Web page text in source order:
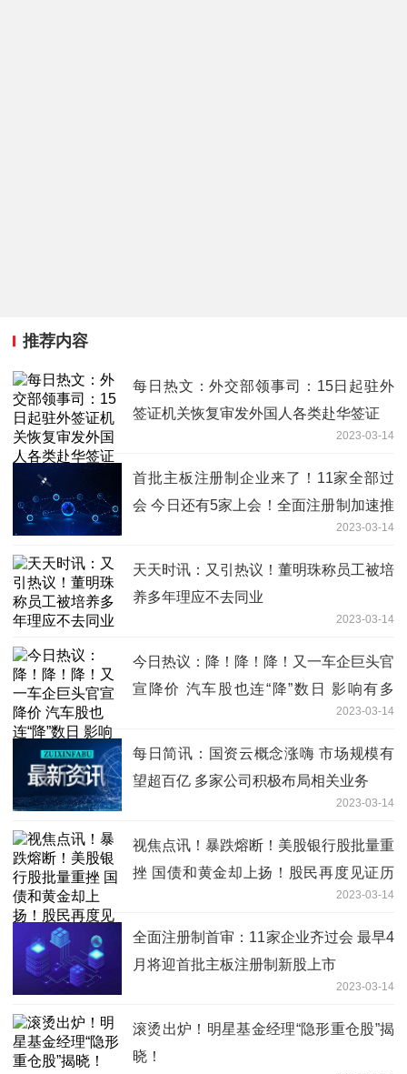
推荐内容
每日热文：外交部领事司：15日起驻外
签证机关恢复审发外国人各类赴华签证
2023-03-14
首批主板注册制企业来了！11家全部过
会 今日还有5家上会！全面注册制加速推
2023-03-14
天天时讯：又引热议！董明珠称员工被培
养多年理应不去同业
2023-03-14
今日热议：降！降！降！又一车企巨头官
宣降价 汽车股也连“降”数日 影响有多
2023-03-14
每日简讯：国资云概念涨嗨 市场规模有
望超百亿 多家公司积极布局相关业务
2023-03-14
视焦点讯！暴跌熔断！美股银行股批量重
挫 国债和黄金却上扬！股民再度见证历
2023-03-14
全面注册制首审：11家企业齐过会 最早4
月将迎首批主板注册制新股上市
2023-03-14
滚烫出炉！明星基金经理“隐形重仓股”揭
晓！